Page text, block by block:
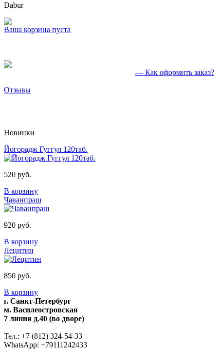
Dabur
Ваша корзина пуста
— Как оформить заказ?
Отзывы
Новинки
Йогорадж Гуггул 120таб.
520 руб.
В корзину
Чаванпраш
920 руб.
В корзину
Лецитин
850 руб.
В корзину
г. Санкт-Петербург
м. Василеостровская
7 линия д.40 (во дворе)
Тел.: +7 (812) 324-54-33
WhatsApp: +79111242433